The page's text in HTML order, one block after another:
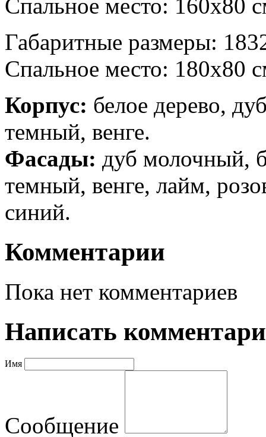
Спальное место: 160х80
Габаритные размеры:
Спальное место: 180х80
Корпус: белое дерево,
темный, венге.
Фасады: дуб молочный,
темный, венге, лайм,
синий.
Комментарии
Пока нет комментариев
Написать
Имя
Сообщение